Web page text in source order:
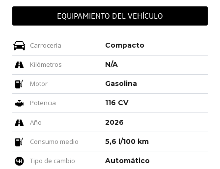
EQUIPAMIENTO DEL VEHÍCULO
Carrocería Compacto
Kilómetros N/A
Motor Gasolina
Potencia 116 CV
Año 2026
Consumo medio 5,6 l/100 km
Tipo de cambio Automático